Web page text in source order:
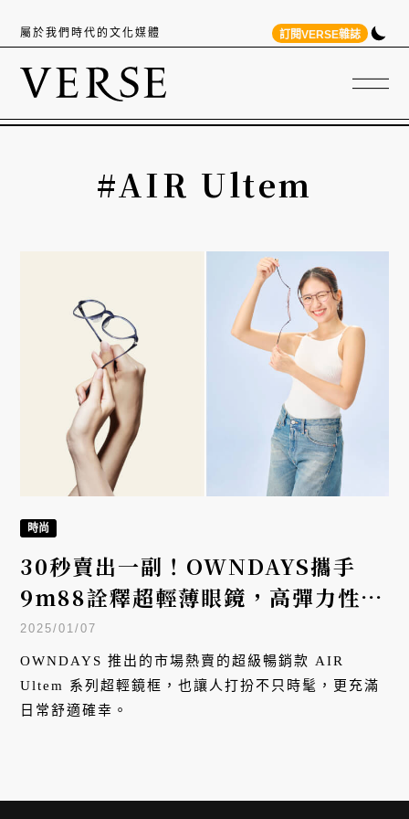
屬於我們時代的文化媒體 訂閱VERSE雜誌
#AIR Ultem
時尚
30秒賣出一副！OWNDAYS攜手
9m88詮釋超輕薄眼鏡，高彈力性材
質打造柔韌時尚感
2025/01/07
OWNDAYS 推出的市場熱賣的超級暢銷款 AIR
Ultem 系列超輕鏡框，也讓人打扮不只時髦，更充滿
日常舒適確幸。